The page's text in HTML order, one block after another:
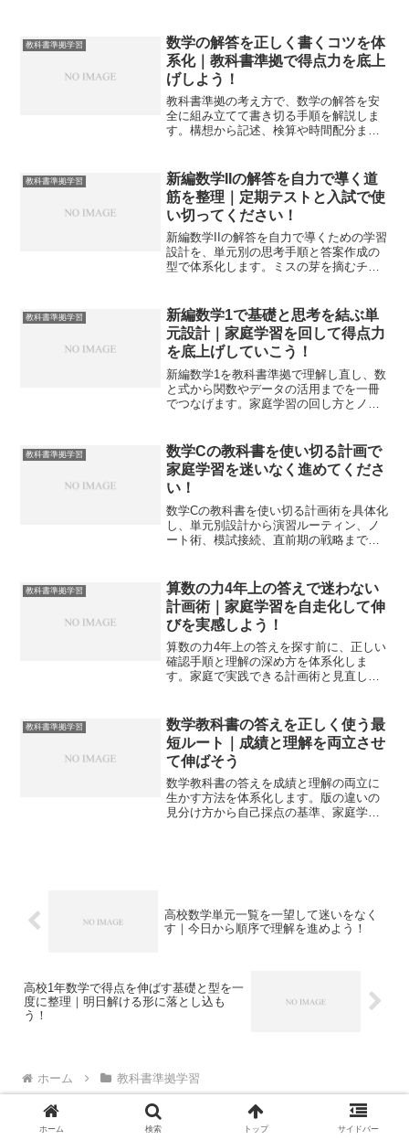
教科書準拠学習
数学の解答を正しく書くコツを体
系化｜教科書準拠で得点力を底上
げしよう！
教科書準拠の考え方で、数学の解答を安
全に組み立てて書き切る手順を解説しま
す。構想から記述、検算や時間配分まで
教科書準拠学習
新編数学IIの解答を自力で導く道
筋を整理｜定期テストと入試で使
い切ってください！
新編数学IIの解答を自力で導くための学習
設計を、単元別の思考手順と答案作成の
型で体系化します。ミスの芽を摘むチェ
教科書準拠学習
新編数学1で基礎と思考を結ぶ単
元設計｜家庭学習を回して得点力
を底上げしていこう！
新編数学1を教科書準拠で理解し直し、数
と式から関数やデータの活用までを一冊
でつなげます。家庭学習の回し方とノー
教科書準拠学習
数学Cの教科書を使い切る計画で
家庭学習を迷いなく進めてくださ
い！
数学Cの教科書を使い切る計画術を具体化
し、単元別設計から演習ルーティン、ノ
ート術、模試接続、直前期の戦略まで一
解説します。
教科書準拠学習
算数の力4年上の答えで迷わない
計画術｜家庭学習を自走化して伸
びを実感しよう！
算数の力4年上の答えを探す前に、正しい
確認手順と理解の深め方を体系化しま
す。家庭で実践できる計画術と見直しル
教科書準拠学習
数学教科書の答えを正しく使う最
短ルート｜成績と理解を両立させ
て伸ばそう
数学教科書の答えを成績と理解の両立に
生かす方法を体系化します。版の違いの
見分け方から自己採点の基準、家庭学習
高校数学単元一覧を一望して迷いをなく
す｜今日から順序で理解を進めよう！
高校1年数学で得点を伸ばす基礎と型を一
度に整理｜明日解ける形に落とし込も
う！
ホーム 教科書準拠学習
ホーム 検索 トップ サイドバー